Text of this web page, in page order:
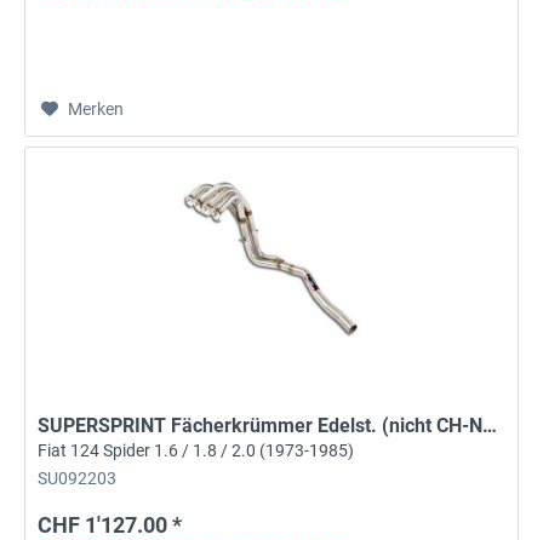
Merken
SUPERSPRINT Fächerkrümmer Edelst. (nicht CH-Norm)
Fiat 124 Spider 1.6 / 1.8 / 2.0 (1973-1985)
SU092203
CHF 1'127.00 *